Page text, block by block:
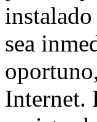
sea
Internet.